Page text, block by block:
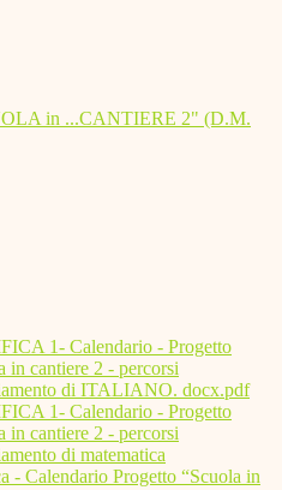
in ...CANTIERE 2" (D.M.
1- Calendario - Progetto
in cantiere 2 - percorsi
di ITALIANO. docx.pdf
1- Calendario - Progetto
in cantiere 2 - percorsi
di matematica
- Calendario Progetto “Scuola in